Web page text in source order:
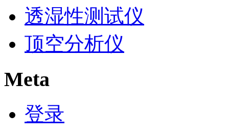
透湿性测试仪
顶空分析仪
Meta
登录